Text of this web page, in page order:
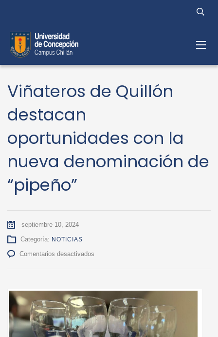
Viñateros de Quillón
destacan
oportunidades con la
nueva denominación de
“pipeño”
septiembre 10, 2024
Categoría: NOTICIAS
Comentarios desactivados
destacan
oportunidades
con
la
nueva